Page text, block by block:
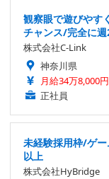
観察眼で遊びやす
チャンス/完全に
株式会社C-Link
神奈川県
月給34万8,000
正社員
未経験採用枠/ゲ
以上
株式会社HyBridge